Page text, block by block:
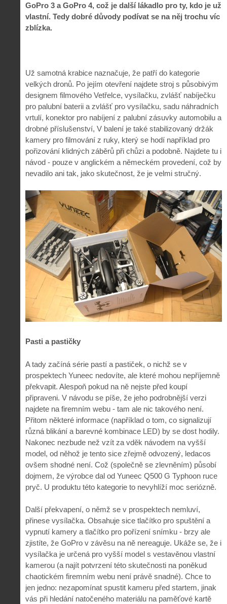
GoPro 3 a GoPro 4, což je další lákadlo pro ty, kdo je už
vlastní. Tedy dobré důvody podívat se na něj trochu víc
zblízka.
Už samotná krabice naznačuje, že patří do kategorie
velkých dronů. Po jejím otevření najdete stroj s působivým
designem filmového Vetřelce, vysílačku, zvlášť nabíječku
pro palubní baterii a zvlášť pro vysílačku, sadu náhradních
vrtulí, konektor pro nabíjení z palubní zásuvky automobilu a
drobné příslušenství, V balení je také stabilizovaný držák
kamery pro filmování z ruky, který se hodí například pro
pořizování klidných záběrů při chůzi a podobně. Najdete tu i
návod - pouze v anglickém a německém provedení, což by
nevadilo ani tak, jako skutečnost, že je velmi stručný.
Pasti a pastičky
A tady začíná série pastí a pastiček, o nichž se v
prospektech Yuneec nedovíte, ale které mohou nepříjemně
překvapit. Alespoň pokud na ně nejste před koupí
připraveni. V návodu se píše, že jeho podrobnější verzi
najdete na firemním webu - tam ale nic takového není.
Přitom některé informace (například o tom, co signalizují
různá blikání a barevné kombinace LED) by se dost hodily.
Nakonec nezbude než vzít za vděk návodem na vyšší
model, od něhož je tento sice zřejmě odvozený, ledacos
ovšem shodné není. Což (společně se zlevněním) působí
dojmem, že výrobce dal od Yuneec Q500 G Typhoon ruce
pryč. U produktu této kategorie to nevyhlíží moc seriózně.
Další překvapení, o němž se v prospektech nemluví,
přinese vysílačka. Obsahuje sice tlačítko pro spuštění a
vypnutí kamery a tlačítko pro pořízení snímku - brzy ale
zjistíte, že GoPro v závěsu na ně nereaguje. Ukáže se, že i
vysílačka je určená pro vyšší model s vestavěnou vlastní
kamerou (a najít potvrzení této skutečnosti na poněkud
chaotickém firemním webu není právě snadné). Chce to
jen jedno: nezapomínat spustit kameru před startem, jinak
vás při hledání natočeného materiálu na paměťové kartě